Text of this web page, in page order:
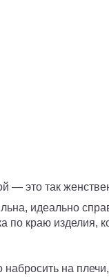
— это так
идеально
краю изделия,
на